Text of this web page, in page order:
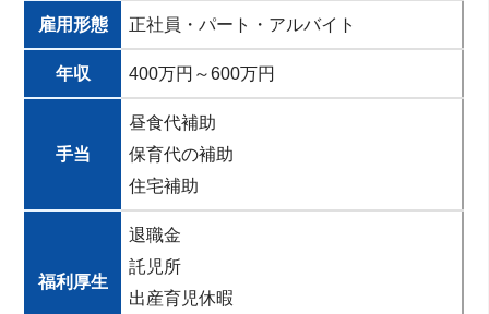
雇用形態 正社員・パート・アルバイト
年収 400万円～600万円
手当
昼食代補助
保育代の補助
住宅補助
福利厚生
退職金
託児所
出産育児休暇